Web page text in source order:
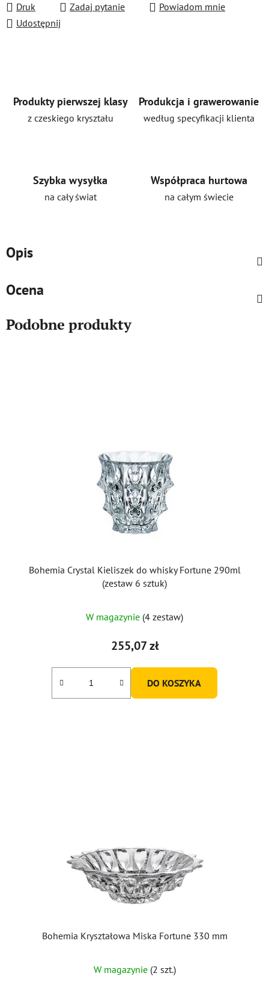
Druk Zadaj pytanie
Powiadom mnie
Udostępnij
Produkty pierwszej klasy
z czeskiego kryształu
Produkcja i grawerowanie
według specyfikacji klienta
Szybka wysyłka
na cały świat
Współpraca hurtowa
na całym świecie
Opis
Ocena
Podobne produkty
Bohemia Crystal Kieliszek do whisky Fortune 290ml
(zestaw 6 sztuk)
W magazynie (4 zestaw)
255,07 zł
DO KOSZYKA
Bohemia Kryształowa Miska Fortune 330 mm
W magazynie (2 szt.)